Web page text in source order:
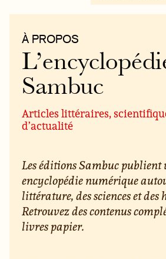
À PROPOS
Sambuc
Articles littéraires,
d’actualité
Les éditions Sambuc publient
encyclopédie numérique
littérature, des sciences et des
Retrouvez des contenus
livres papier.